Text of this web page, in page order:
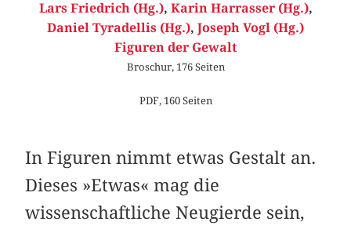
Lars Friedrich (Hg.), Karin Harrasser (Hg.),
Daniel Tyradellis (Hg.), Joseph Vogl (Hg.)
Figuren der Gewalt
Broschur, 176 Seiten
PDF, 160 Seiten
In Figuren nimmt etwas Gestalt an.
Dieses »Etwas« mag die
wissenschaftliche Neugierde sein,